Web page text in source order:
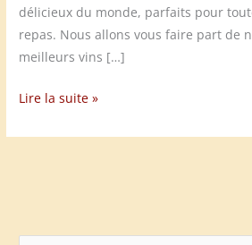
délicieux du monde, parfaits pour
repas. Nous allons vous faire part de
meilleurs vins […]
Les
vins
Lire la suite »